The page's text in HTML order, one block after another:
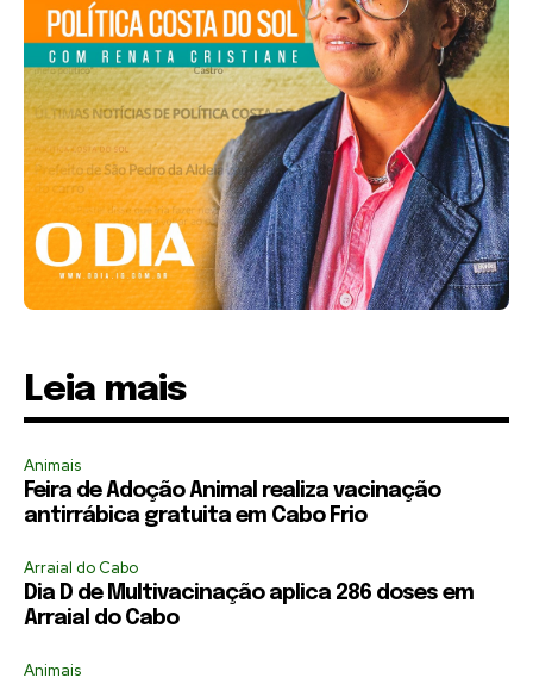
Leia mais
Animais
Feira de Adoção Animal realiza vacinação
antirrábica gratuita em Cabo Frio
Arraial do Cabo
Dia D de Multivacinação aplica 286 doses em
Arraial do Cabo
Animais